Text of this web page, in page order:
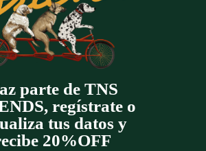
parte de TNS
regístrate o
tus datos y
20%OFF